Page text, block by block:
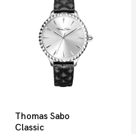
Thomas Sabo
Classic